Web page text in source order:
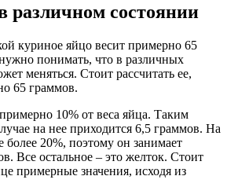
различном состоянии
куриное яйцо весит примерно 65
понимать, что в различных
меняться. Стоит рассчитать ее,
65 граммов.
10% от веса яйца. Таким
на нее приходится 6,5 граммов. На
более 20%, поэтому он занимает
Все остальное – это желток. Стоит
примерные значения, исходя из